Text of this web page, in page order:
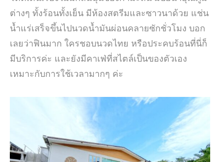
ต่างๆ ทั้งร้อนทั้งเย็น มีห้องสตรีมและซาวนาด้วย แช่น
น้ำแร่เสร็จขึ้นไปนวดน้ำมันผ่อนคลายซักชั่วโมง บอก
เลยว่าฟินมาก ใครชอบนวดไทย หรือประคบร้อนที่นี่ก็
มีบริการค่ะ และยังมีคาเฟ่ที่สไตล์เป็นของตัวเอง
เหมาะกับการใช้เวลามากๆ ค่ะ